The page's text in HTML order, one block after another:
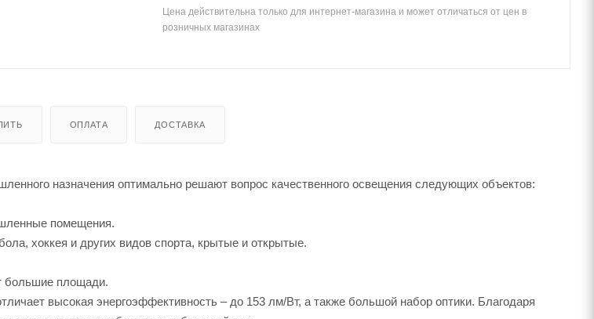
Цена действительна только для интернет-магазина и может отличаться от цен в
розничных магазинах
ОПЛАТА ДОСТАВКА
назначения оптимально решают вопрос качественного освещения следующих объектов:
помещения.
хоккея и других видов спорта, крытые и открытые.
большие площади.
высокая энергоэффективность – до 153 лм/Вт, а также большой набор оптики. Благодаря